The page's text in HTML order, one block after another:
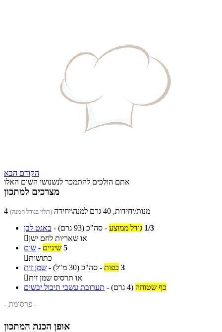
הקודם הבא
אתם הולכים להתמכר לנשנושי השום האלו
מצרכים למתכון
4 מנות/יחידות, 40 גרם למנה\יחידה (תלוי בגודל המנה)
באגט לבן - 1/3 גודל ממוצע - סה"כ (93 גרם)
או שאריות לחם ישן
שום - 5 שיניים
כתושות
שמן זית - 3 כפות - סה"כ (30 מ"ל)
או תרסיס שמן זית
תערובת עשבי תיבול יבשים - כף שטוחה (4 גרם)
- פרסומת -
אופן הכנת המתכון